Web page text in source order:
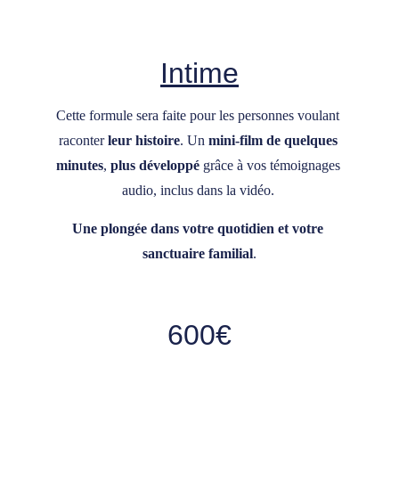
Intime
Cette formule sera faite pour les personnes voulant
raconter leur histoire. Un mini-film de quelques
minutes, plus développé grâce à vos témoignages
audio, inclus dans la vidéo.
Une plongée dans votre quotidien et votre
sanctuaire familial.
600€